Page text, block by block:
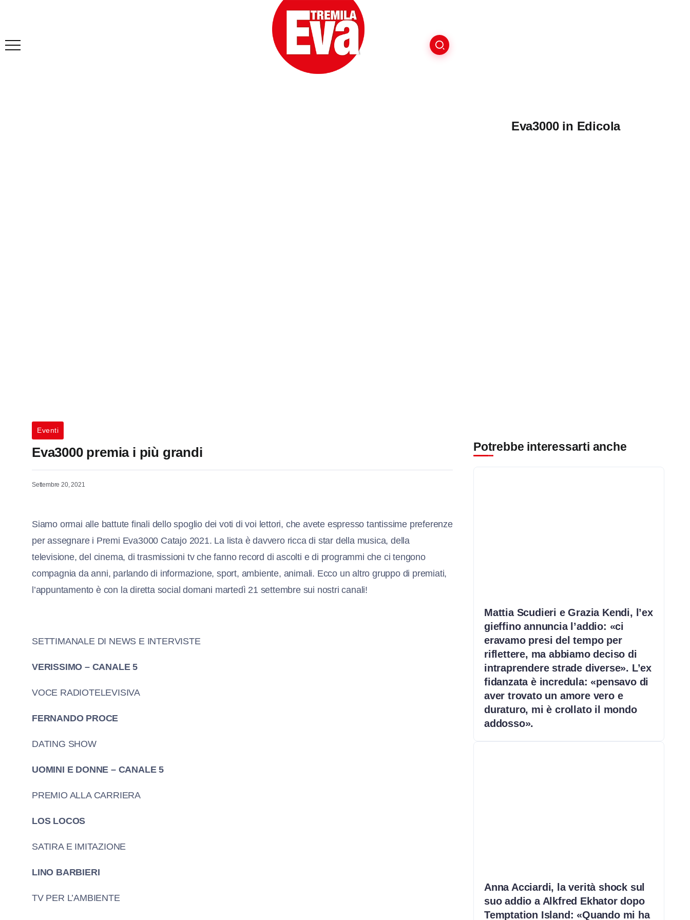
Eventi
Eva3000 premia i più grandi
Settembre 20, 2021
Siamo ormai alle battute finali dello spoglio dei voti di voi lettori, che avete espresso tantissime preferenze
per assegnare i Premi Eva3000 Catajo 2021. La lista è davvero ricca di star della musica, della
televisione, del cinema, di trasmissioni tv che fanno record di ascolti e di programmi che ci tengono
compagnia da anni, parlando di informazione, sport, ambiente, animali. Ecco un altro gruppo di premiati,
l’appuntamento è con la diretta social domani martedì 21 settembre sui nostri canali!
SETTIMANALE DI NEWS E INTERVISTE
VERISSIMO – CANALE 5
VOCE RADIOTELEVISIVA
FERNANDO PROCE
DATING SHOW
UOMINI E DONNE – CANALE 5
PREMIO ALLA CARRIERA
LOS LOCOS
SATIRA E IMITAZIONE
LINO BARBIERI
TV PER L’AMBIENTE
Eva3000 in Edicola
Potrebbe interessarti anche
Mattia Scudieri e Grazia Kendi, l’ex
gieffino annuncia l’addio: «ci
eravamo presi del tempo per
riflettere, ma abbiamo deciso di
intraprendere strade diverse». L’ex
fidanzata è incredula: «pensavo di
aver trovato un amore vero e
duraturo, mi è crollato il mondo
addosso».
Anna Acciardi, la verità shock sul
suo addio a Alkfred Ekhator dopo
Temptation Island: «Quando mi ha